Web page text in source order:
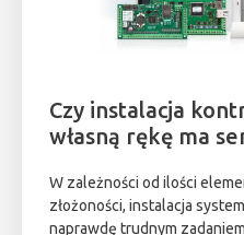
Czy instalacja
własną rękę ma
W zależności od ilości
złożoności, instalacja
naprawdę trudnym